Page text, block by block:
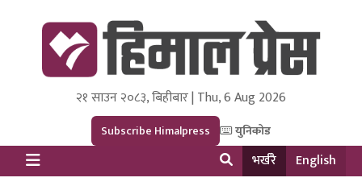
Himal Press
Dot NewsyNepal Media and Research Pvt Ltd.
२१ साउन २०८३, बिहीबार | Thu, 6 Aug 2026
Subscribe Himalpress युनिकोड
भर्खरै English